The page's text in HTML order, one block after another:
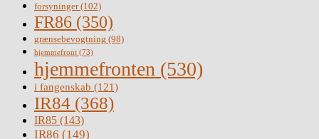
forsyninger(102)
FR86 (350)
grænsebevogtning (98)
hjemmefront (73)
hjemmefronten (530)
i fangenskab (121)
IR84 (368)
IR85 (143)
IR86 (149)